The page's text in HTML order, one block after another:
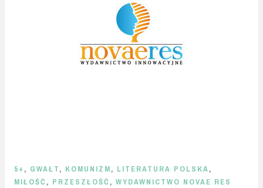
5+ , GWAŁT, KOMUNIZM, LITERATURA POLSKA,
MIŁOŚĆ , PRZESZŁOŚĆ , WYDAWNICTWO NOVAE RES